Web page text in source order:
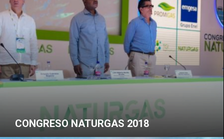
CONGRESO NATURGAS 2018